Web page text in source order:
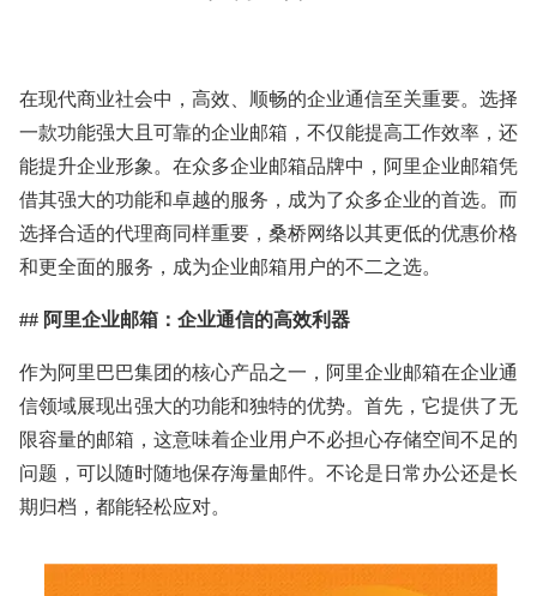
在现代商业社会中，高效、顺畅的企业通信至关重要。选择
一款功能强大且可靠的企业邮箱，不仅能提高工作效率，还
能提升企业形象。在众多企业邮箱品牌中，阿里企业邮箱凭
借其强大的功能和卓越的服务，成为了众多企业的首选。而
选择合适的代理商同样重要，桑桥网络以其更低的优惠价格
和更全面的服务，成为企业邮箱用户的不二之选。
## 阿里企业邮箱：企业通信的高效利器
作为阿里巴巴集团的核心产品之一，阿里企业邮箱在企业通
信领域展现出强大的功能和独特的优势。首先，它提供了无
限容量的邮箱，这意味着企业用户不必担心存储空间不足的
问题，可以随时随地保存海量邮件。不论是日常办公还是长
期归档，都能轻松应对。